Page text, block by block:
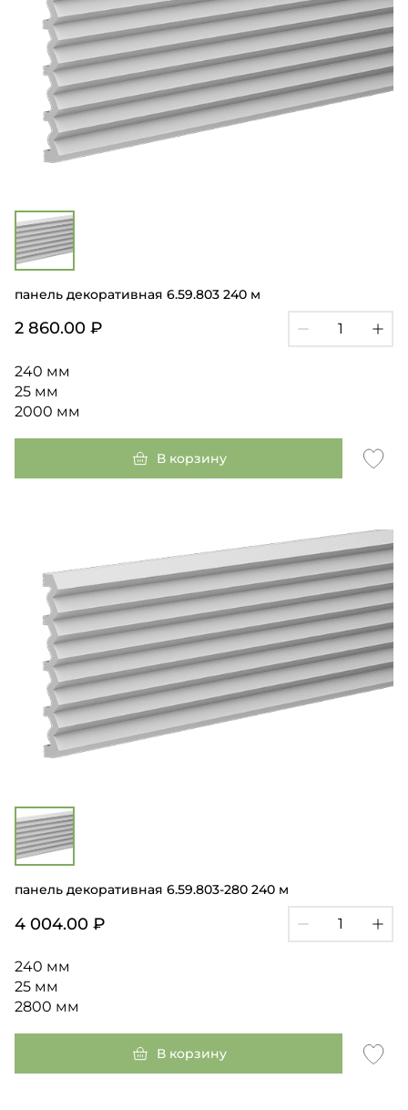
панель декоративная 6.59.803 240 м
2 860.00 ₽
240 мм
25 мм
2000 мм
В корзину
панель декоративная 6.59.803-280 240 м
4 004.00 ₽
240 мм
25 мм
2800 мм
В корзину